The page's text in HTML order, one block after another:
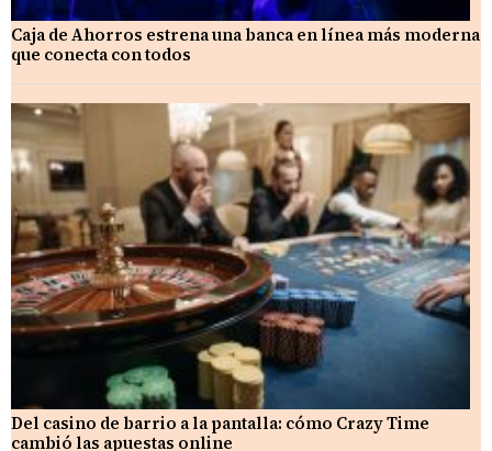
Caja de Ahorros estrena una banca en línea más moderna
que conecta con todos
Del casino de barrio a la pantalla: cómo Crazy Time
cambió las apuestas online